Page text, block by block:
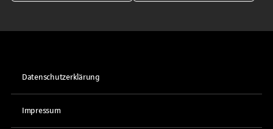
Datenschutzerklärung
Impressum